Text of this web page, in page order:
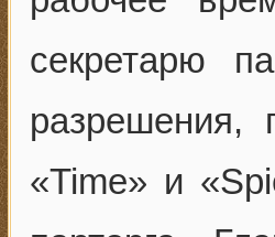
секретарю
разрешения,
«Time» и